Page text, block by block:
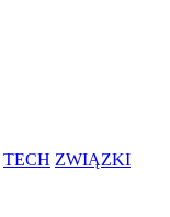
TECH ZWIĄZKI